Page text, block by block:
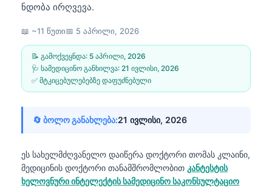
ნდობა ირღვევა.
📖 ~11 წუთი📅 5 აპრილი, 2026
📝 გამოქვეყნდა: 5 აპრილი, 2026
🩺 სამედიცინო განხილვა: 21 ივლისი, 2026
✅ მტკიცებულებებზე დაფუძნებული
🔄 ბოლო განახლება:21 ივლისი, 2026
ეს სახელმძღვანელო დაიწერა დოქტორი თომას კლაინი,
მედიცინის დოქტორი თანამშრომლობით კანტესტის
ხელოვნური ინტელექტის სამედიცინო საკონსულტაციო